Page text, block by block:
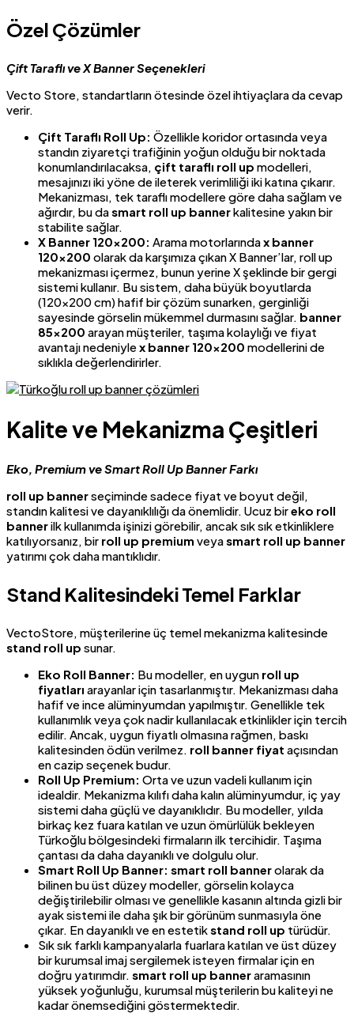
Özel Çözümler
Çift Taraflı ve X Banner Seçenekleri
Vecto Store, standartların ötesinde özel ihtiyaçlara da cevap
verir.
Çift Taraflı Roll Up: Özellikle koridor ortasında veya
standın ziyaretçi trafiğinin yoğun olduğu bir noktada
konumlandırılacaksa, çift taraflı roll up modelleri,
mesajınızı iki yöne de ileterek verimliliği iki katına çıkarır.
Mekanizması, tek taraflı modellere göre daha sağlam ve
ağırdır, bu dasmart roll up bannerkalitesine yakın bir
stabilite sağlar.
X Banner 120×200: Arama motorlarındax banner
120×200 olarak da karşımıza çıkan X Banner’lar, roll up
mekanizması içermez, bunun yerine X şeklinde bir gergi
sistemi kullanır. Bu sistem, daha büyük boyutlarda
(120×200 cm) hafif bir çözüm sunarken, gerginliği
sayesinde görselin mükemmel durmasını sağlar. banner
85×200 arayan müşteriler, taşıma kolaylığı ve fiyat
avantajı nedeniylex banner 120×200 modellerini de
sıklıkla değerlendirirler.
Kalite ve Mekanizma Çeşitleri
Eko, Premium ve Smart Roll Up Banner Farkı
roll up bannerseçiminde sadece fiyat ve boyut değil,
standın kalitesi ve dayanıklılığı da önemlidir. Ucuz bireko roll
bannerilk kullanımda işinizi görebilir, ancak sık sık etkinliklere
katılıyorsanız, bir roll up premium veyasmart roll up banner
yatırımı çok daha mantıklıdır.
Stand Kalitesindeki Temel Farklar
VectoStore, müşterilerine üç temel mekanizma kalitesinde
stand roll up sunar.
Eko Roll Banner: Bu modeller, en uygun roll up
fiyatları arayanlar için tasarlanmıştır. Mekanizması daha
hafif ve ince alüminyumdan yapılmıştır. Genellikle tek
kullanımlık veya çok nadir kullanılacak etkinlikler için tercih
edilir. Ancak, uygun fiyatlı olmasına rağmen, baskı
kalitesinden ödün verilmez. roll banner fiyat açısından
en cazip seçenek budur.
Roll Up Premium: Orta ve uzun vadeli kullanım için
idealdir. Mekanizma kılıfı daha kalın alüminyumdur, iç yay
sistemi daha güçlü ve dayanıklıdır. Bu modeller, yılda
birkaç kez fuara katılan ve uzun ömürlülük bekleyen
Türkoğlu bölgesindeki firmaların ilk tercihidir. Taşıma
çantası da daha dayanıklı ve dolgulu olur.
Smart Roll Up Banner: smart roll bannerolarak da
bilinen bu üst düzey modeller, görselin kolayca
değiştirilebilir olması ve genellikle kasanın altında gizli bir
ayak sistemi ile daha şık bir görünüm sunmasıyla öne
çıkar. En dayanıklı ve en estetikstand roll up türüdür.
Sık sık farklı kampanyalarla fuarlara katılan ve üst düzey
bir kurumsal imaj sergilemek isteyen firmalar için en
doğru yatırımdır. smart roll up banneraramasının
yüksek yoğunluğu, kurumsal müşterilerin bu kaliteyi ne
kadar önemsediğini göstermektedir.